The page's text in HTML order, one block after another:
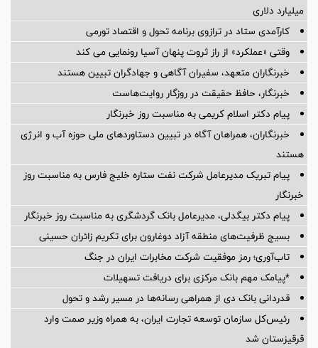
میلیارد دلاری
کارآمدی ستاد در ترازوی برنامه تحول و اقتصاد تورمی
وقتی «عملکرد» از راز ثروت پنهان آسیا رونمایی می کند
خبرنگاران متعهد، سفیران آگاهی و جهادگران تبیین هستند
خبرنگار، حافظ حقیقت در روزگار روایت‌هاست
پیام دکتر اسلام کریمی به مناسبت روز خبرنگار
خبرنگاران، همراهان آگاه در تبیین دستاوردهای ملی حوزه آب و انرژی
هستند
پیام تبریک مدیرعامل شرکت نفت ستاره خلیج فارس به مناسبت روز
خبرنگار
پیام دکتر بیگدلی، مدیرعامل بانک گردشگری به مناسبت روز خبرنگار
بسیج ظرفیت‌های منطقه آزاد دوغارون برای تکریم زائران حسینی
تاب‌آوری؛ رمز موفقیت شرکت مخابرات ایران در جنگ
*پیامک مهم بانک مرکزی برای دریافت تسهیلات
قدردانی بانک دی از همراهی رسانه‌ها در مسیر رشد و تحول
رئیس‌کل سازمان توسعه تجارت ایران، به همراه وزیر صمت وارد
قرقیزستان شد